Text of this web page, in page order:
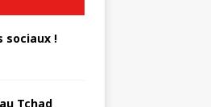
sociaux !
Tchad